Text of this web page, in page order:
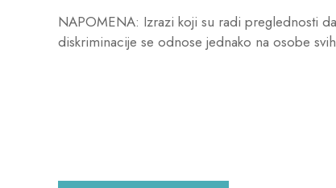
NAPOMENA: Izrazi koji su radi preglednosti
diskriminacije se odnose jednako na osobe